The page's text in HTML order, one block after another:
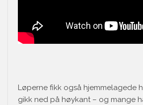
Løperne fikk også hjemmelagede
gikk ned på høykant – og mange